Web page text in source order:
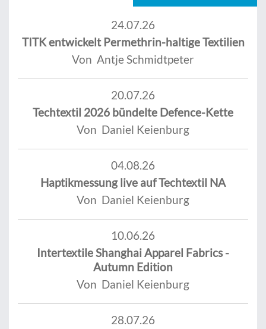
24.07.26
TITK entwickelt Permethrin-haltige Textilien
Von Antje Schmidtpeter
20.07.26
Techtextil 2026 bündelte Defence-Kette
Von Daniel Keienburg
04.08.26
Haptikmessung live auf Techtextil NA
Von Daniel Keienburg
10.06.26
Intertextile Shanghai Apparel Fabrics -
Autumn Edition
Von Daniel Keienburg
28.07.26